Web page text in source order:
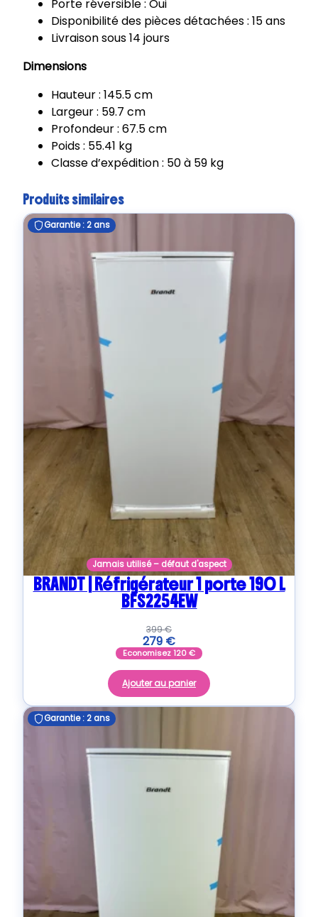
1
Porte réversible : Oui
Disponibilité des pièces détachées : 15 ans
Livraison sous 14 jours
Dimensions
Hauteur : 145.5 cm
Largeur : 59.7 cm
Profondeur : 67.5 cm
Poids : 55.41 kg
Classe d’expédition : 50 à 59 kg
Produits similaires
Garantie : 2 ans
Jamais utilisé – défaut d'aspect
BRANDT | Réfrigérateur 1 porte 190 L
BFS2254EW
399€
279 €
Economisez120€
Ajouter au panier
Garantie : 2 ans